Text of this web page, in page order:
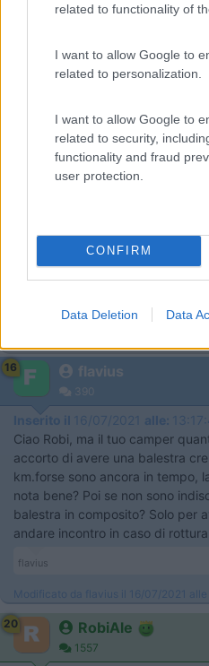
related to functionality of
I want to allow Google to
related to personalization.
I want to allow Google to
related to security,
functionality and fraud
user protection.
CONFIRM
Data Deletion Data
In risposta al messaggio diflavius
Salve ho un Mh da 7,4 m di
secondo i più esperti la si può
dove vendono le sospensioni
...
da poco ho avuto e risolto lo
sopratutto per l'incognita del
,siccome mi sono accorto della
la possibilità di toccare con
soffietti. (,gonfiati a 2,5)
16 flavius
390
Inserito il 16/07/2021 alle:
Ciao Robi, ma il tuo camper
accorto di avere una balestra
km.forse sono ancora in tempo,
nota bene? Poi se non sono
balestra in composito? Solo per
andare incontro in caso di
flavius
Modificato da flavius il 16/07/2021 alle
20 RobiAle
1557